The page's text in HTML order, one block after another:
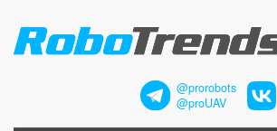
@prorobots
@proUAV